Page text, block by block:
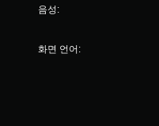
음성:
화면 언어: